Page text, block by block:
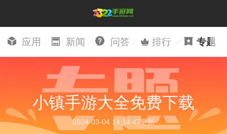
应用 新闻 问答 排行 专题
小镇手游大全免费下载
2024-03-04 14:14:47更新